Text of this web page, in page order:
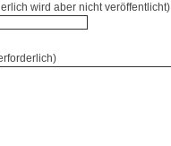
wird aber nicht veröffentlicht)